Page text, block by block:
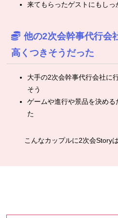
来てもらったゲストにもし
他の2次会幹事代行会
高くつきそうだった
大手の2次会幹事代行会社に
そう
ゲームや進行や景品を決め
た
こんなカップルに2次会Story